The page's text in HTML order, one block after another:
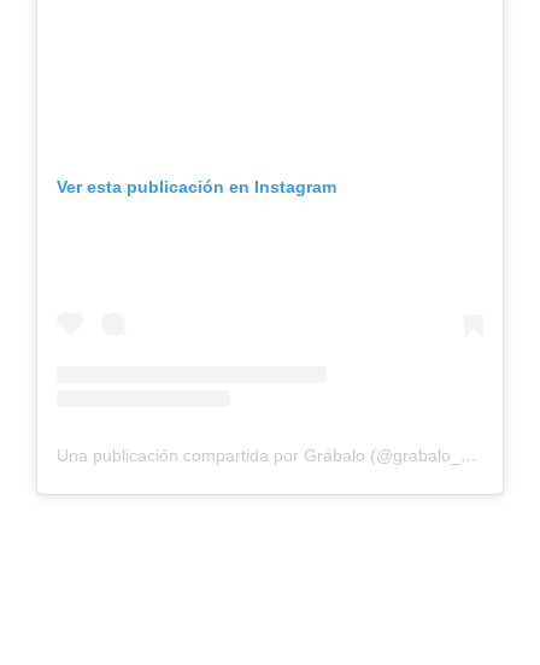
Ver esta publicación en Instagram
Una publicación compartida por Grábalo (@grabalo_yan)